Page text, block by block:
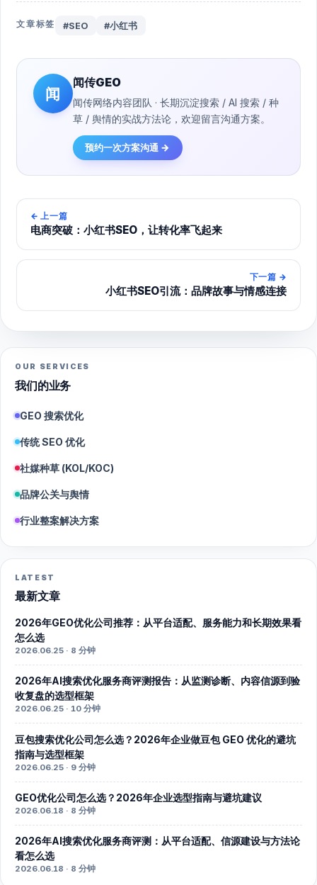
文章标签 #SEO #小红书
闻
闻传GEO
闻传网络内容团队 · 长期沉淀搜索 / AI 搜索 / 种
草 / 舆情的实战方法论，欢迎留言沟通方案。
预约一次方案沟通 →
← 上一篇
电商突破：小红书SEO，让转化率飞起来
下一篇 →
小红书SEO引流：品牌故事与情感连接
OUR SERVICES
我们的业务
GEO 搜索优化
传统 SEO 优化
社媒种草 (KOL/KOC)
品牌公关与舆情
行业整案解决方案
LATEST
最新文章
2026年GEO优化公司推荐：从平台适配、服务能力和长期效果看
怎么选
2026.06.25 · 8 分钟
2026年AI搜索优化服务商评测报告：从监测诊断、内容信源到验
收复盘的选型框架
2026.06.25 · 10 分钟
豆包搜索优化公司怎么选？2026年企业做豆包 GEO 优化的避坑
指南与选型框架
2026.06.25 · 9 分钟
GEO优化公司怎么选？2026年企业选型指南与避坑建议
2026.06.18 · 8 分钟
2026年AI搜索优化服务商评测：从平台适配、信源建设与方法论
看怎么选
2026.06.18 · 8 分钟